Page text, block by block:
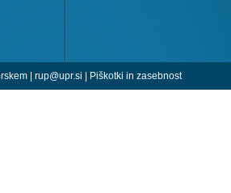
| rup@upr.si | Piškotki in zasebnost